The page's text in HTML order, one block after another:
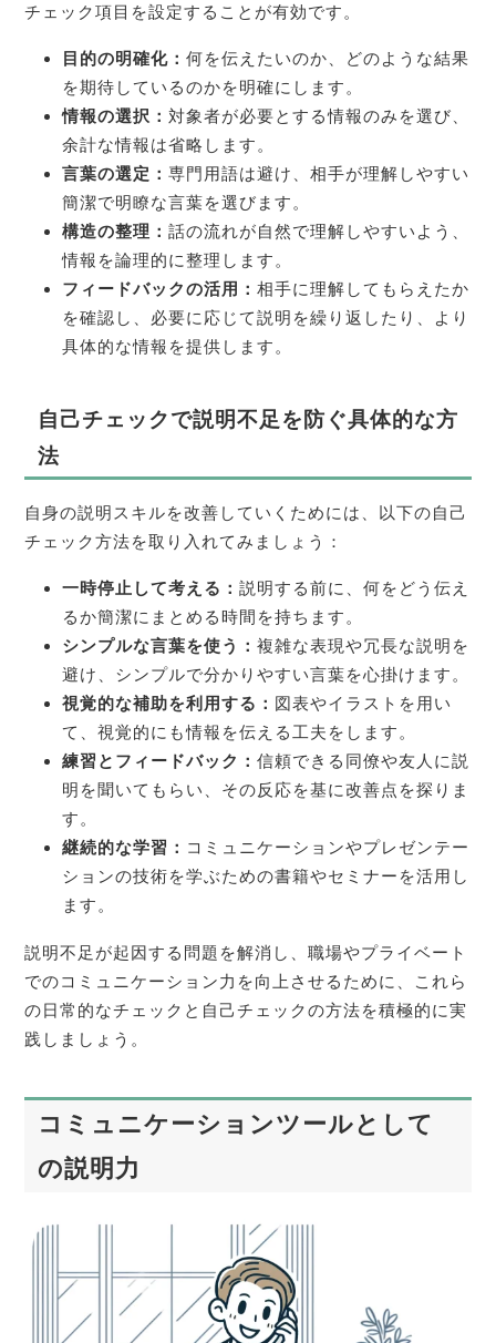
チェック項目を設定することが有効です。
目的の明確化： 何を伝えたいのか、どのような結果
を期待しているのかを明確にします。
情報の選択： 対象者が必要とする情報のみを選び、
余計な情報は省略します。
言葉の選定： 専門用語は避け、相手が理解しやすい
簡潔で明瞭な言葉を選びます。
構造の整理： 話の流れが自然で理解しやすいよう、
情報を論理的に整理します。
フィードバックの活用： 相手に理解してもらえたか
を確認し、必要に応じて説明を繰り返したり、より
具体的な情報を提供します。
自己チェックで説明不足を防ぐ具体的な方
法
自身の説明スキルを改善していくためには、以下の自己
チェック方法を取り入れてみましょう：
一時停止して考える： 説明する前に、何をどう伝え
るか簡潔にまとめる時間を持ちます。
シンプルな言葉を使う： 複雑な表現や冗長な説明を
避け、シンプルで分かりやすい言葉を心掛けます。
視覚的な補助を利用する： 図表やイラストを用い
て、視覚的にも情報を伝える工夫をします。
練習とフィードバック： 信頼できる同僚や友人に説
明を聞いてもらい、その反応を基に改善点を探りま
す。
継続的な学習： コミュニケーションやプレゼンテー
ションの技術を学ぶための書籍やセミナーを活用し
ます。
説明不足が起因する問題を解消し、職場やプライベート
でのコミュニケーション力を向上させるために、これら
の日常的なチェックと自己チェックの方法を積極的に実
践しましょう。
コミュニケーションツールとして
の説明力